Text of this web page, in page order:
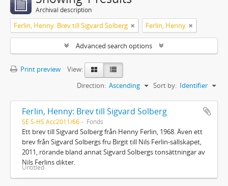
Archival description
Ferlin, Henny: Brev till Sigvard Solberg Ferlin, Henny
Advanced search options
Print preview
View:
Sort by: Identifier
Direction: Ascending
Ferlin, Henny: Brev till Sigvard Solberg
SE S-HS Acc2011/66 Fonds
Ett brev till Sigvard Solberg från Henny Ferlin, 1968. Även ett
brev från Sigvard Solbergs fru Birgit till Nils Ferlin-sällskapet,
2011, rörande bland annat Sigvard Solbergs tonsättningar av
Nils Ferlins dikter.
Untitled